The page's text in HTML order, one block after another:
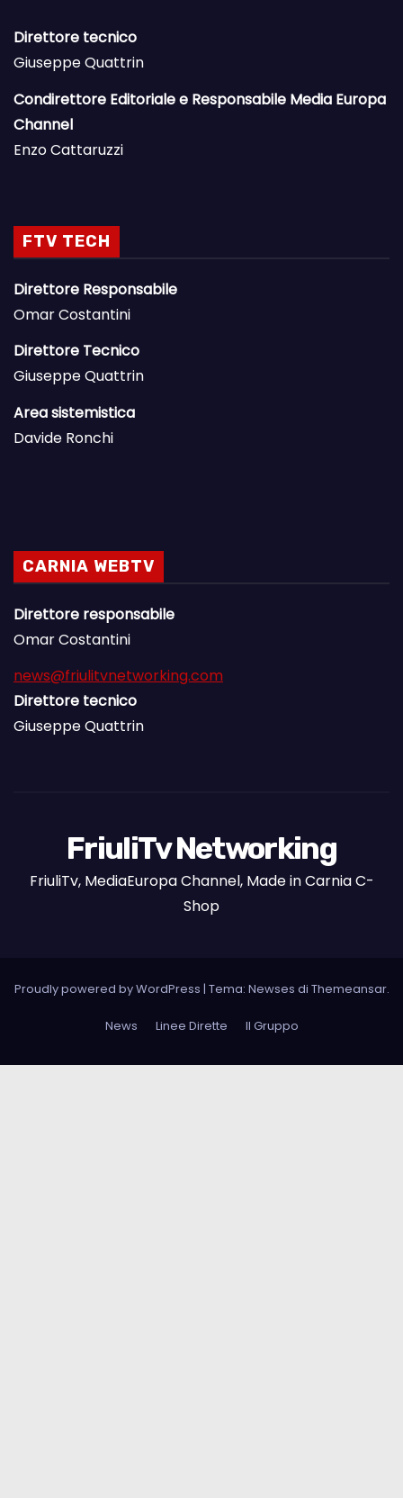
Direttore tecnico
Giuseppe Quattrin
Condirettore Editoriale e Responsabile Media Europa
Channel
Enzo Cattaruzzi
FTV TECH
Direttore Responsabile
Omar Costantini
Direttore Tecnico
Giuseppe Quattrin
Area sistemistica
Davide Ronchi
CARNIA WEBTV
Direttore responsabile
Omar Costantini
news@friulitvnetworking.com
Direttore tecnico
Giuseppe Quattrin
FriuliTv Networking
FriuliTv, MediaEuropa Channel, Made in Carnia C-
Shop
Proudly powered by WordPress | Tema: Newses di Themeansar.
News Linee Dirette Il Gruppo